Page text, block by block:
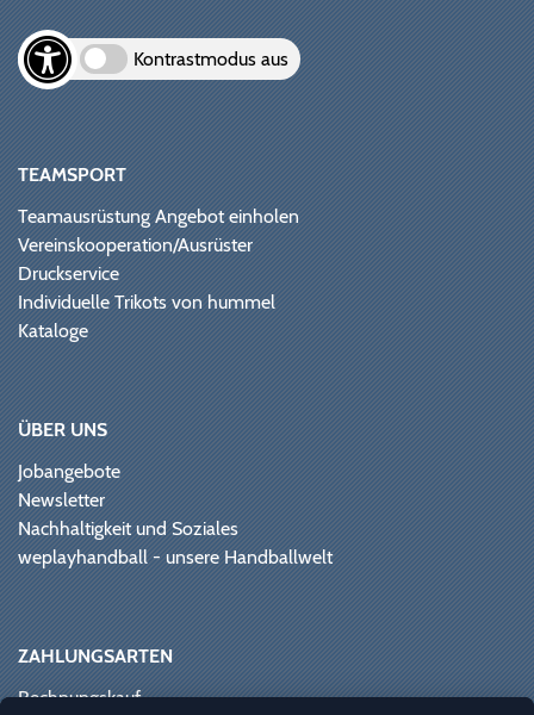
Kontrastmodus aus
TEAMSPORT
Teamausrüstung Angebot einholen
Vereinskooperation/Ausrüster
Druckservice
Individuelle Trikots von hummel
Kataloge
ÜBER UNS
Jobangebote
Newsletter
Nachhaltigkeit und Soziales
weplayhandball - unsere Handballwelt
ZAHLUNGSARTEN
Rechnungskauf